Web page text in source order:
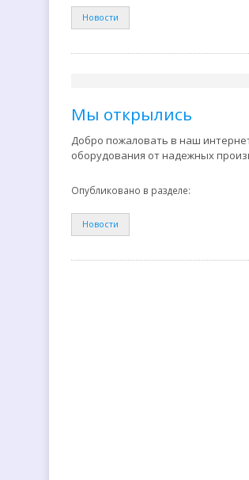
Новости
Мы открылись
Добро пожаловать в наш
оборудования от надежных
Опубликовано в разделе:
Новости